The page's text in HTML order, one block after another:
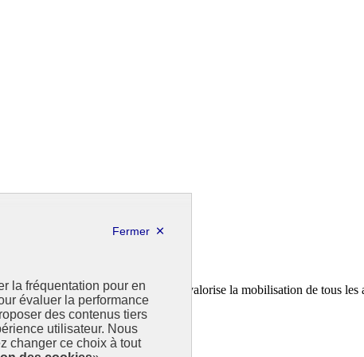
la fréquentation pour en
évaluer la performance
des contenus tiers
utilisateur. Nous
changer ce choix à tout
la feuille de route de la France. Il valorise la mobilisation de tous les